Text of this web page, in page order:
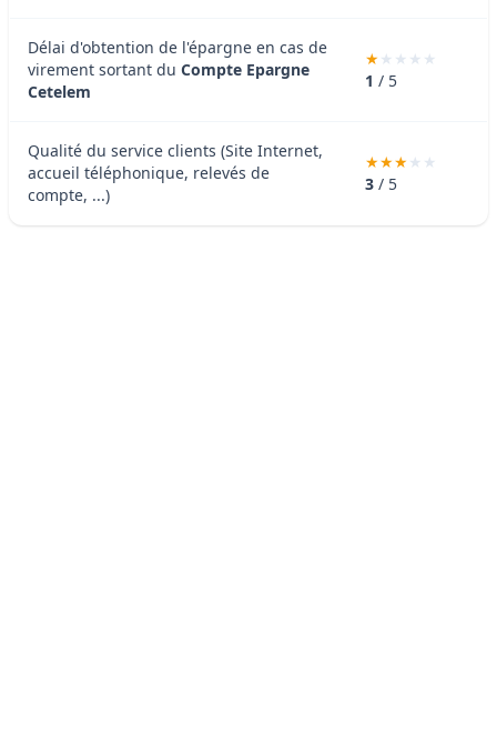
Délai d'obtention de l'épargne en cas de
virement sortant du Compte Epargne
Cetelem
1 / 5
Qualité du service clients (Site Internet,
accueil téléphonique, relevés de
compte, ...)
3 / 5